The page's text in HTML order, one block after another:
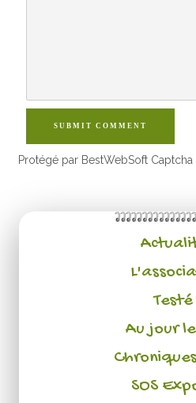
SUBMIT COMMENT
Protégé par BestWebSoft Captcha
Testé
Au jour
SOS